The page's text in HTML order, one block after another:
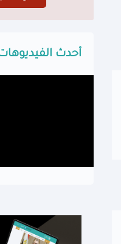
أحدث